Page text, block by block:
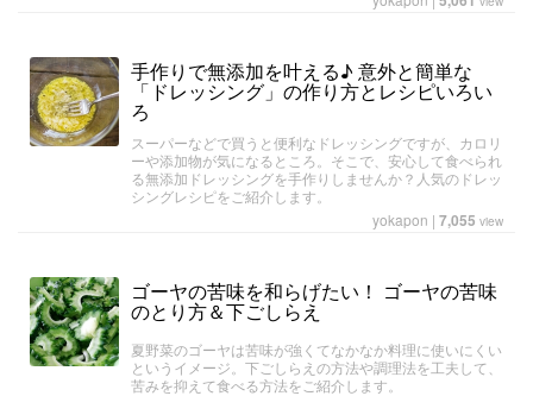
手作りで無添加を叶える♪ 意外と簡単な
「ドレッシング」の作り方とレシピいろい
ろ
スーパーなどで買うと便利なドレッシングですが、カロリ
ーや添加物が気になるところ。そこで、安心して食べられ
る無添加ドレッシングを手作りしませんか？人気のドレッ
シングレシピをご紹介します。
yokapon | 7,055 view
ゴーヤの苦味を和らげたい！ ゴーヤの苦味
のとり方＆下ごしらえ
夏野菜のゴーヤは苦味が強くてなかなか料理に使いにくい
というイメージ。下ごしらえの方法や調理法を工夫して、
苦みを抑えて食べる方法をご紹介します。